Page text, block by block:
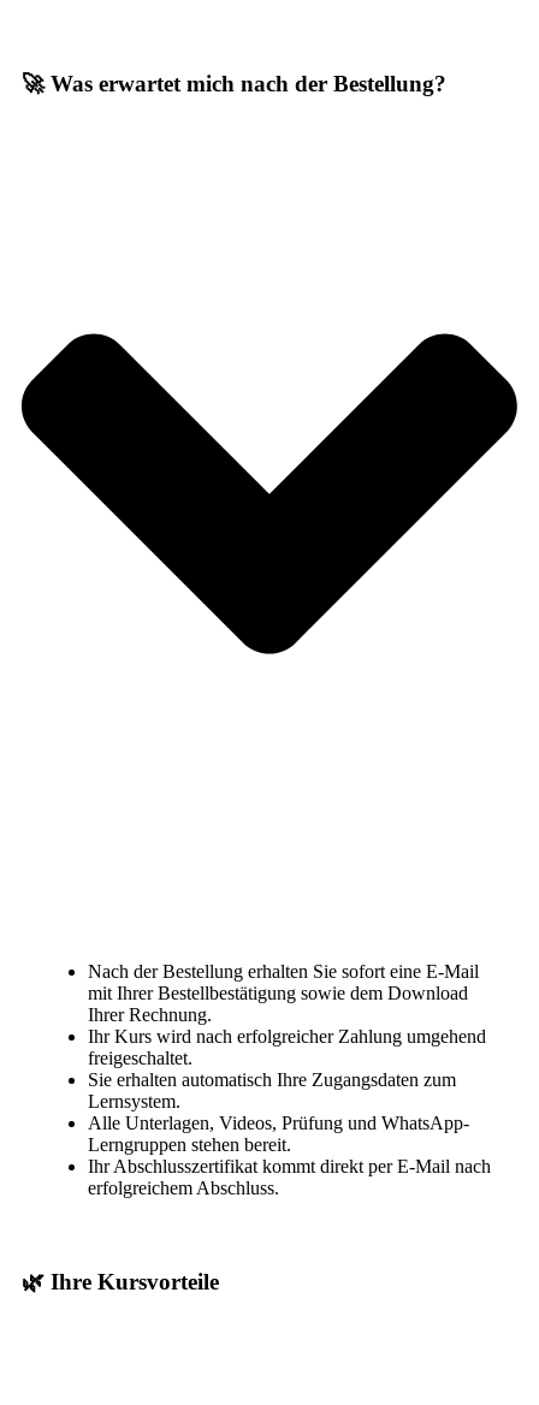
🚀 Was erwartet mich nach der Bestellung?
Nach der Bestellung erhalten Sie sofort eine E-Mail
mit Ihrer Bestellbestätigung sowie dem Download
Ihrer Rechnung.
Ihr Kurs wird nach erfolgreicher Zahlung umgehend
freigeschaltet.
Sie erhalten automatisch Ihre Zugangsdaten zum
Lernsystem.
Alle Unterlagen, Videos, Prüfung und WhatsApp-
Lerngruppen stehen bereit.
Ihr Abschlusszertifikat kommt direkt per E-Mail nach
erfolgreichem Abschluss.
🌿 Ihre Kursvorteile